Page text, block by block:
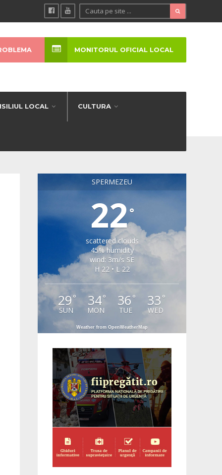
LOCAL CULTURA
MONITORUL OFICIAL LOCAL
SPERMEZEU
22°
scattered clouds
45% humidity
wind: 3m/s SE
H 22 • L 22
29 °
SUN
34°
MON
36 °
TUE
33 °
WED
Weather from OpenWeatherMap